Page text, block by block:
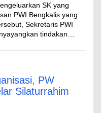
SK yang
PWI Bengkalis yang
Sekretaris PWI
tindakan…
PW
Silaturrahim